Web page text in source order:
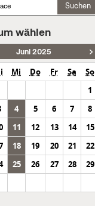
Suchen
wählen
Juni 2025
Mi Do Fr Sa
So
1
4 5 6 7
8
11 12 13 14
15
18 19 20 21
22
25 26 27 28
29